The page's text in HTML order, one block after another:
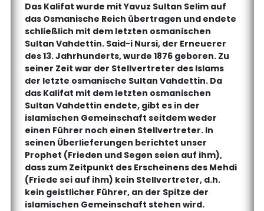
Das Kalifat wurde mit Yavuz Sultan Selim auf
das Osmanische Reich übertragen und endete
schließlich mit dem letzten osmanischen
Sultan Vahdettin. Said-i Nursi, der Erneuerer
des 13. Jahrhunderts, wurde 1876 geboren. Zu
seiner Zeit war der Stellvertreter des Islams
der letzte osmanische Sultan Vahdettin. Da
das Kalifat mit dem letzten osmanischen
Sultan Vahdettin endete, gibt es in der
islamischen Gemeinschaft seitdem weder
einen Führer noch einen Stellvertreter. In
seinen Überlieferungen berichtet unser
Prophet (Frieden und Segen seien auf ihm),
dass zum Zeitpunkt des Erscheinens des Mehdi
(Friede sei auf ihm) kein Stellvertreter, d.h.
kein geistlicher Führer, an der Spitze der
islamischen Gemeinschaft stehen wird.